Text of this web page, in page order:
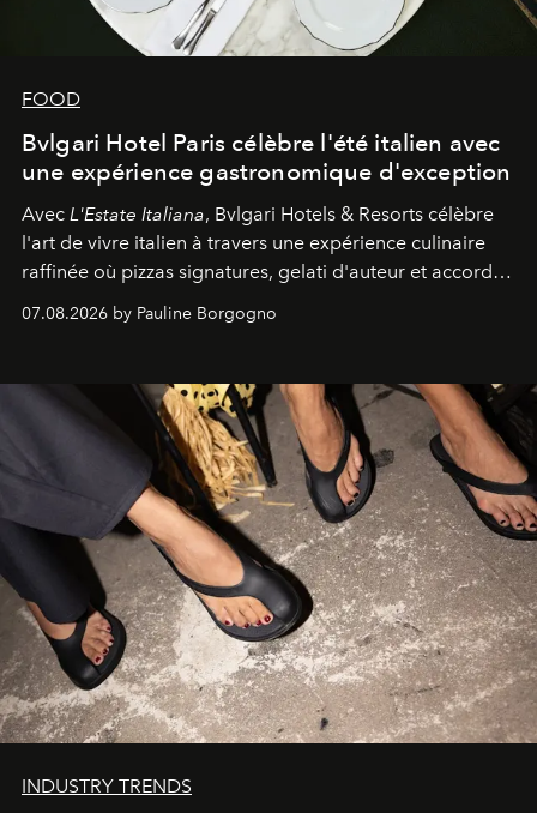
FOOD
Bvlgari Hotel Paris célèbre l'été italien avec
une expérience gastronomique d'exception
Avec L'Estate Italiana, Bvlgari Hotels & Resorts célèbre
l'art de vivre italien à travers une expérience culinaire
raffinée où pizzas signatures, gelati d'auteur et accords
07.08.2026 by Pauline Borgogno
INDUSTRY TRENDS